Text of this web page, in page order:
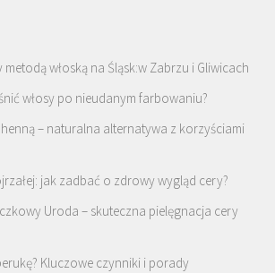
włoską na Śląsk:w Zabrzu i Gliwicach
włosy po nieudanym farbowaniu?
– naturalna alternatywa z korzyściami
jak zadbać o zdrowy wygląd cery?
Uroda – skuteczna pielęgnacja cery
Kluczowe czynniki i porady